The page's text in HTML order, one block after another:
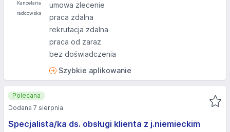
umowa zlecenie
praca zdalna
rekrutacja zdalna
praca od zaraz
bez doświadczenia
Szybkie aplikowanie
Specjalista/ka ds. obsługi klienta z j.niemieckim
Polecana
Dodana 7 sierpnia